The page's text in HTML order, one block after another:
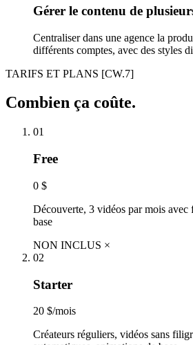
Gérer le contenu de
Centraliser dans une agence la
différents comptes, avec des styles
TARIFS ET PLANS [CW.7]
Combien ça coûte.
01
Free
0 $
Découverte, 3 vidéos par mois
base
NON INCLUS ×
02
Starter
20 $/mois
Créateurs réguliers, vidéos sans